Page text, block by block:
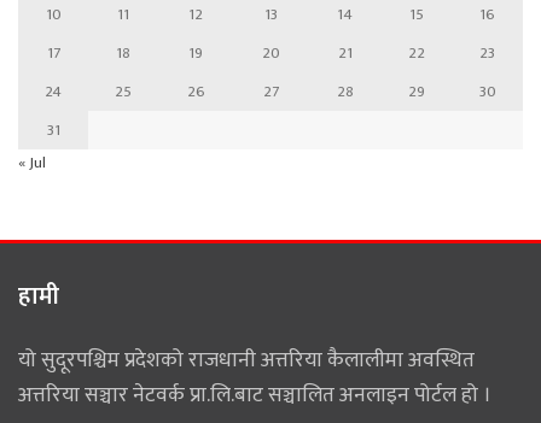
10
11 12 13 14 15
16
17
18 19 20 21 22
23
24
25 26 27 28 29
30
31
« Jul
हामी
यो सुदूरपश्चिम प्रदेशको राजधानी अत्तरिया कैलालीमा अवस्थित
अत्तरिया सञ्चार नेटवर्क प्रा.लि.बाट सञ्चालित अनलाइन पोर्टल हो ।